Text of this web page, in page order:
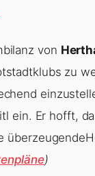
von
zu
ein. Er hofft,
)